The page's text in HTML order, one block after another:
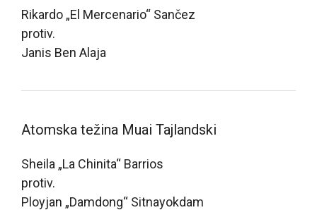
Rikardo „El Mercenario“ Sančez
protiv.
Janis Ben Alaja
Atomska težina Muai Tajlandski
Sheila „La Chinita“ Barrios
protiv.
Ployjan „Damdong“ Sitnayokdam